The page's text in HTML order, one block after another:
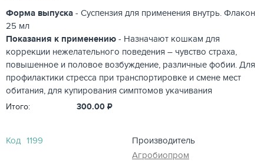
Форма выпуска- Суспензия для применения внутрь. Флакон
25 мл
Показания к применению- Назначают кошкам для
коррекции нежелательного поведения – чувство страха,
повышенное и половое возбуждение, различные фобии. Для
профилактики стресса при транспортировке и смене мест
обитания, для купирования симптомов укачивания
Итого: 300.00 ₽
Код 1199
Производитель
Агробиопром